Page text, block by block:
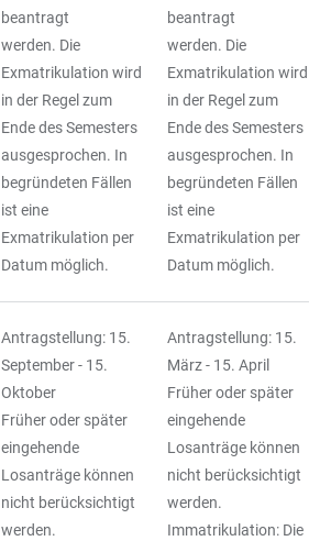
beantragt
werden. Die
Exmatrikulation wird
in der Regel zum
Ende des Semesters
ausgesprochen. In
begründeten Fällen
ist eine
Exmatrikulation per
Datum möglich.
beantragt
werden. Die
Exmatrikulation wird
in der Regel zum
Ende des Semesters
ausgesprochen. In
begründeten Fällen
ist eine
Exmatrikulation per
Datum möglich.
Antragstellung: 15.
September - 15.
Oktober
Früher oder später
eingehende
Losanträge können
nicht berücksichtigt
werden.
Antragstellung: 15.
März - 15. April
Früher oder später
eingehende
Losanträge können
nicht berücksichtigt
werden.
Immatrikulation: Die